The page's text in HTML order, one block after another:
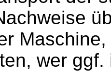
wer